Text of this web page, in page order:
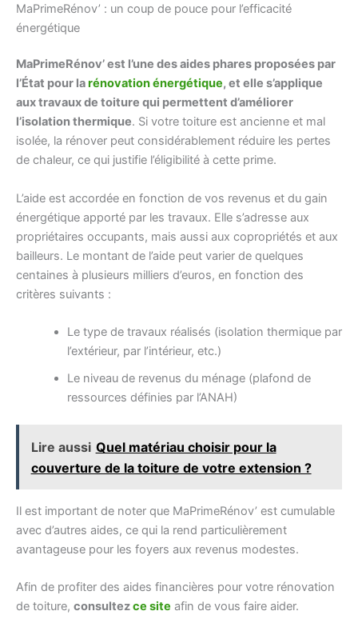
MaPrimeRénov’ : un coup de pouce pour l’efficacité
énergétique
MaPrimeRénov’ est l’une des aides phares proposées par
l’État pour larénovation énergétique, et elle s’applique
aux travaux de toiture qui permettent d’améliorer
l’isolation thermique. Si votre toiture est ancienne et mal
isolée, la rénover peut considérablement réduire les pertes
de chaleur, ce qui justifie l’éligibilité à cette prime.
L’aide est accordée en fonction de vos revenus et du gain
énergétique apporté par les travaux. Elle s’adresse aux
propriétaires occupants, mais aussi aux copropriétés et aux
bailleurs. Le montant de l’aide peut varier de quelques
centaines à plusieurs milliers d’euros, en fonction des
critères suivants :
Le type de travaux réalisés (isolation thermique par
l’extérieur, par l’intérieur, etc.)
Le niveau de revenus du ménage (plafond de
ressources définies par l’ANAH)
Lire aussi Quel matériau choisir pour la
couverture de la toiture de votre extension ?
Il est important de noter que MaPrimeRénov’ est cumulable
avec d’autres aides, ce qui la rend particulièrement
avantageuse pour les foyers aux revenus modestes.
Afin de profiter des aides financières pour votre rénovation
de toiture, consultezce site afin de vous faire aider.